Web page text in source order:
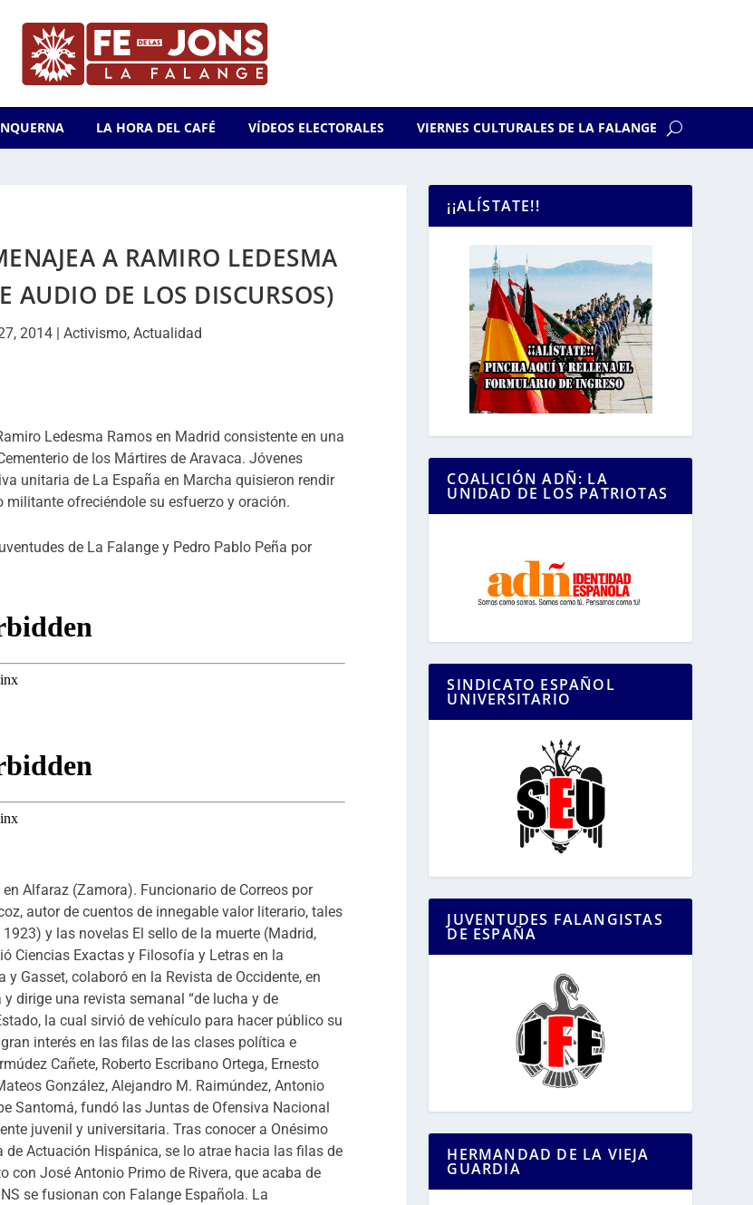
LA HORA DEL CAFÉ VÍDEOS ELECTORALES VIERNES CULTURALES DE LA FALANGE
A RAMIRO LEDESMA
AUDIO DE LOS DISCURSOS)
2014| Activismo, Actualidad
Ledesma Ramos en Madrid consistente en una
de los Mártires de Aravaca. Jóvenes
unitaria de La España en Marcha quisieron rendir
ofreciéndole su esfuerzo y oración.
de La Falange y Pedro Pablo Peña por
Alfaraz (Zamora). Funcionario de Correos por
autor de cuentos de innegable valor literario, tales
y las novelas El sello de la muerte (Madrid,
Ciencias Exactas y Filosofía y Letras en la
Gasset, colaboró en la Revista de Occidente, en
dirige una revista semanal “de lucha y de
la cual sirvió de vehículo para hacer público su
interés en las filas de las clases política e
Cañete, Roberto Escribano Ortega, Ernesto
González, Alejandro M. Raimúndez, Antonio
Santomá, fundó las Juntas de Ofensiva Nacional
juvenil y universitaria. Tras conocer a Onésimo
Actuación Hispánica, se lo atrae hacia las filas de
con José Antonio Primo de Rivera, que acaba de
se fusionan con Falange Española. La
¡¡ALÍSTATE!!
COALICIÓN ADÑ: LA
UNIDAD DE LOS PATRIOTAS
SINDICATO ESPAÑOL
UNIVERSITARIO
JUVENTUDES FALANGISTAS
DE ESPAÑA
HERMANDAD DE LA VIEJA
GUARDIA